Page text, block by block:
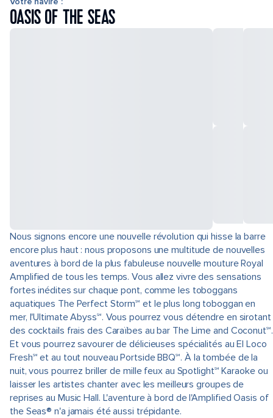
OASIS OF THE SEAS
Nous signons encore une nouvelle révolution qui hisse la barre
encore plus haut : nous proposons une multitude de nouvelles
aventures à bord de la plus fabuleuse nouvelle mouture Royal
Amplified de tous les temps. Vous allez vivre des sensations
fortes inédites sur chaque pont, comme les toboggans
aquatiques The Perfect Storm℠ et le plus long toboggan en
mer, l'Ultimate Abyss℠. Vous pourrez vous détendre en sirotant
des cocktails frais des Caraïbes au bar The Lime and Coconut℠.
Et vous pourrez savourer de délicieuses spécialités au El Loco
Fresh℠ et au tout nouveau Portside BBQ℠. À la tombée de la
nuit, vous pourrez briller de mille feux au Spotlight℠ Karaoke ou
laisser les artistes chanter avec les meilleurs groupes de
reprises au Music Hall. L'aventure à bord de l'Amplified Oasis of
the Seas® n'a jamais été aussi trépidante.